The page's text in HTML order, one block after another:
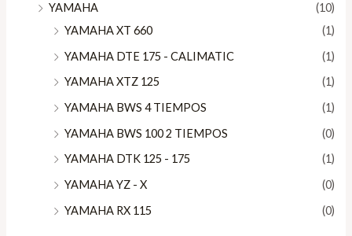
YAMAHA
(10)
YAMAHA XT 660
(1)
YAMAHA DTE 175 - CALIMATIC
(1)
YAMAHA XTZ 125
(1)
YAMAHA BWS 4 TIEMPOS
(1)
YAMAHA BWS 100 2 TIEMPOS
(0)
YAMAHA DTK 125 - 175
(1)
YAMAHA YZ - X
(0)
YAMAHA RX 115
(0)